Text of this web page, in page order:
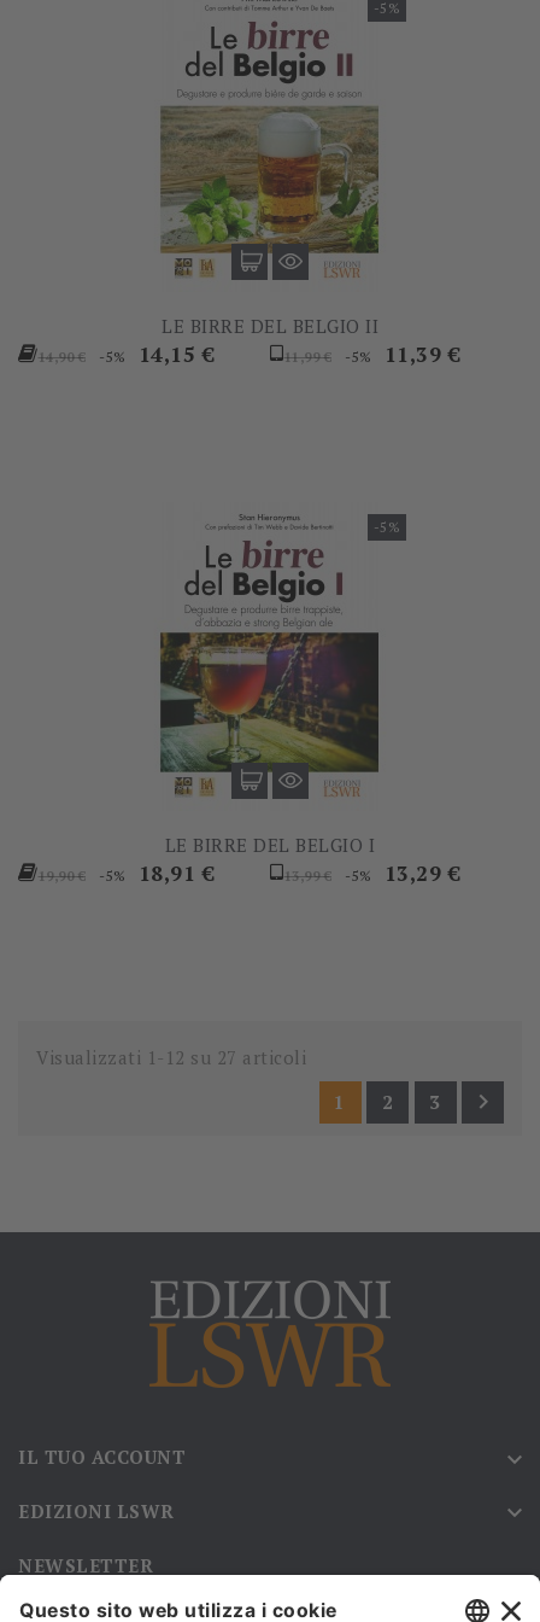
-5%
LE BIRRE DEL BELGIO II
Prezzo
14,90 € -5% Prezzo
14,15 €
Prezzo
11,99 € -5% Prezzo
11,39 €
-5%
LE BIRRE DEL BELGIO I
Prezzo
19,90 € -5% Prezzo
18,91 €
Prezzo
13,99 € -5% Prezzo
13,29 €
Visualizzati 1-12 su 27 articoli
1
2 3 
IL TUO ACCOUNT 
EDIZIONI LSWR 
NEWSLETTER
Iscriviti alla nostra newsletter e rimani sempre aggiornato sulle